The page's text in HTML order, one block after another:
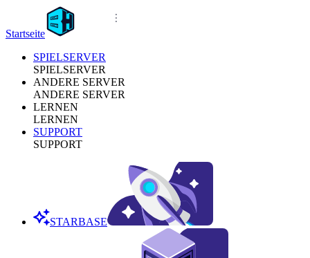
Startseite
SPIELSERVER
SPIELSERVER
ANDERE SERVER
ANDERE SERVER
LERNEN
LERNEN
SUPPORT
SUPPORT
STARBASE